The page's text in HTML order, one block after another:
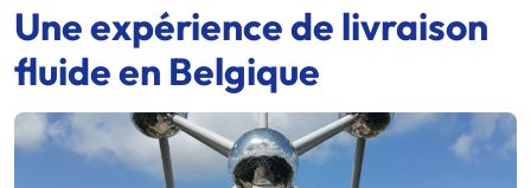
Une expérience de livraison
fluide en Belgique